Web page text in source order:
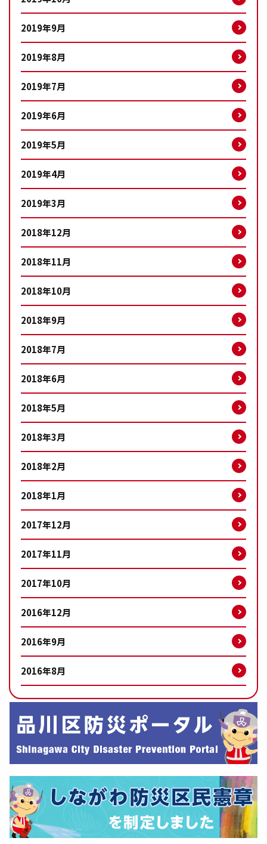
2019年9月
2019年8月
2019年7月
2019年6月
2019年5月
2019年4月
2019年3月
2018年12月
2018年11月
2018年10月
2018年9月
2018年7月
2018年6月
2018年5月
2018年3月
2018年2月
2018年1月
2017年12月
2017年11月
2017年10月
2016年12月
2016年9月
2016年8月